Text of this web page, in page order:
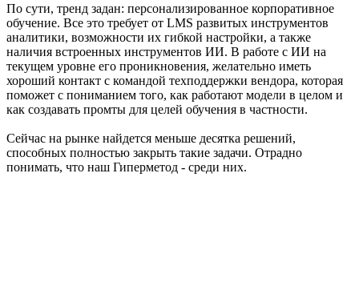
По сути, тренд задан: персонализированное корпоративное
обучение. Все это требует от LMS развитых инструментов
аналитики, возможности их гибкой настройки, а также
наличия встроенных инструментов ИИ. В работе с ИИ на
текущем уровне его проникновения, желательно иметь
хороший контакт с командой техподдержки вендора, которая
поможет с пониманием того, как работают модели в целом и
как создавать промты для целей обучения в частности.
Сейчас на рынке найдется меньше десятка решений,
способных полностью закрыть такие задачи. Отрадно
понимать, что наш Гиперметод - среди них.